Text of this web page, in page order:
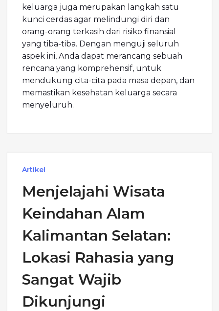
keluarga juga merupakan langkah satu
kunci cerdas agar melindungi diri dan
orang-orang terkasih dari risiko finansial
yang tiba-tiba. Dengan menguji seluruh
aspek ini, Anda dapat merancang sebuah
rencana yang komprehensif, untuk
mendukung cita-cita pada masa depan, dan
memastikan kesehatan keluarga secara
menyeluruh.
Artikel
Menjelajahi Wisata
Keindahan Alam
Kalimantan Selatan:
Lokasi Rahasia yang
Sangat Wajib
Dikunjungi